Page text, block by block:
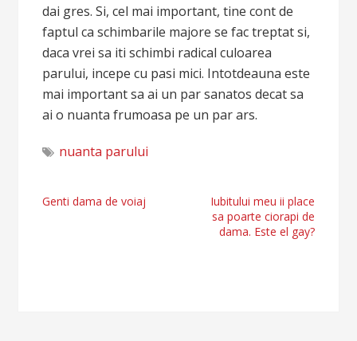
dai gres. Si, cel mai important, tine cont de
faptul ca schimbarile majore se fac treptat si,
daca vrei sa iti schimbi radical culoarea
parului, incepe cu pasi mici. Intotdeauna este
mai important sa ai un par sanatos decat sa
ai o nuanta frumoasa pe un par ars.
nuanta parului
Navigare
Genti dama de voiaj
Iubitului meu ii place
sa poarte ciorapi de
dama. Este el gay?